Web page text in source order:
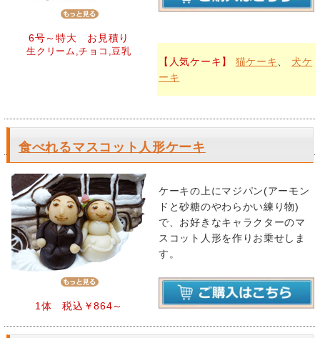
6号～特大 お見積り
生クリーム,チョコ,豆乳
【人気ケーキ】 猫ケーキ
犬ケ
ーキ
食べれるマスコット人形ケーキ
1体 税込￥864～
ケーキの上にマジパン(アーモン
ドと砂糖のやわらかい練り物)
で、お好きなキャラクターのマ
スコット人形を作りお乗せしま
す。